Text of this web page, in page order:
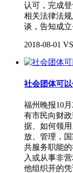
认可，完成
相关法律法
谈，告知成
2018-08-01
社会团体可
福州晚报10
有市民向财
据、如何领
放、管理，
共服务职能
入或从事非
他组织开的